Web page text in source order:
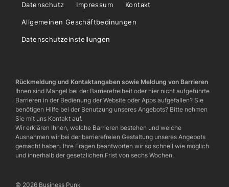
Datenschutz Impressum Kontakt
Allgemeinen Geschäftbedinungen
Datenschutzeinstellungen
Rückmeldung und Kontaktangaben sowie Meldung von Barrieren
Ihnen sind Mängel bei der Barrierefreiheit oder hier nicht aufgeführte
Barrieren in der Bedienung der Website oder Apps aufgefallen? Sie
benötigen Hilfe bei der Benutzung unseres Angebots? Bitte nehmen
Sie mit uns Kontakt auf.
Wir erklären Ihnen, welche Barrieren bestehen und welche
Ausnahmen wir bei der barrierefreien Gestaltung unseres Angebots
gemacht haben. Ihre Fragen beantworten wir so schnell wie möglich
und innerhalb der gesetzlichen Frist von sechs Wochen.
© 2026 Business Punk